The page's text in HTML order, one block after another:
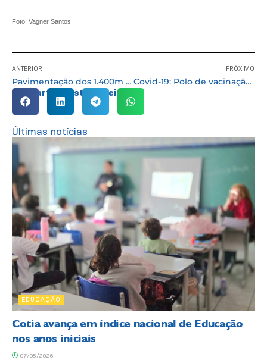
Foto: Vagner Santos
ANTERIOR
Pavimentação dos 1.400m da Estrada das Pitas em Cotia está mais de 50% concluída
PRÓXIMO
Covid-19: Polo de vacinação em frente à Prefeitura muda para o Ginásio de Esportes
Compartilhe esta notícia:
Últimas notícias
EDUCAÇÃO
Cotia avança em índice nacional de Educação
nos anos iniciais
07/08/2026